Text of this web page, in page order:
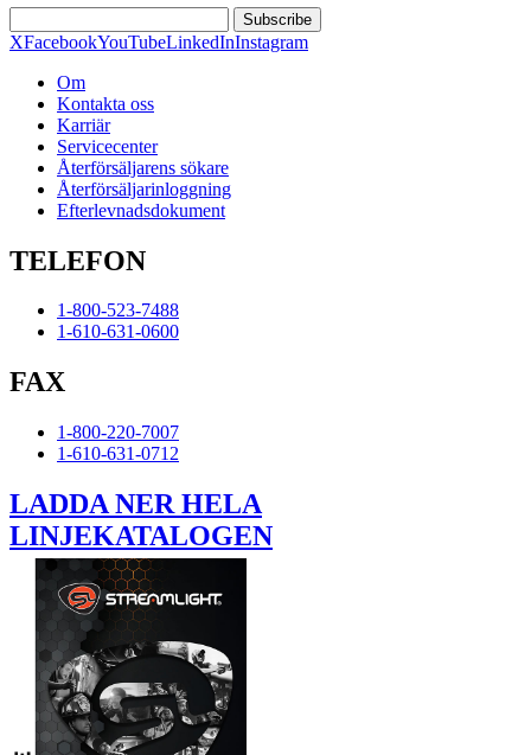
Subscribe
XFacebookYouTubeLinkedInInstagram
Om
Kontakta oss
Karriär
Servicecenter
Återförsäljarens sökare
Återförsäljarinloggning
Efterlevnadsdokument
TELEFON
1-800-523-7488
1-610-631-0600
FAX
1-800-220-7007
1-610-631-0712
LADDA NER HELA
LINJEKATALOGEN